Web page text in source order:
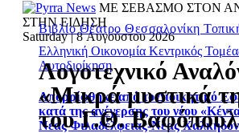
ΜΕ ΣΕΒΑΣΜΟ ΣΤΟΝ
ΣΤΗΝ ΕΙΔΗΣΗ
Saturday | 8 Αυγούστου 2026
Ελληνική Οικονομία Κεντρικός
Αυτοδιοίκηση
Απορρίφθηκε από το Διοικητικό
κατά της ανέγερσης του νέου
Νέας Φιλαδέλφειας-Νέας
ΒιβλίοΘέατρο Θεσσαλονίκη
Λογοτεχνικό
«Μικρά μυστικά
του Γ.Θ.